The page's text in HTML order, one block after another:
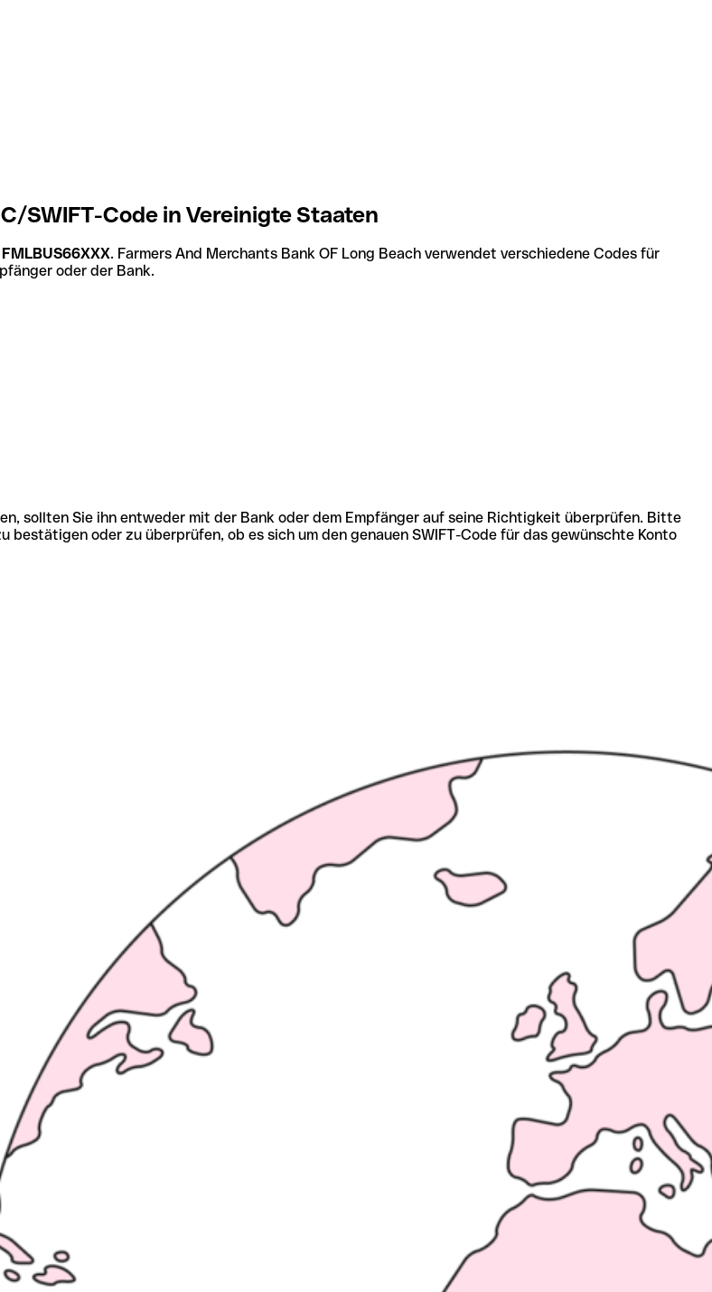
SWIFT-Code in Vereinigte Staaten
FMLBUS66XXX. Farmers And Merchants Bank OF Long Beach verwendet verschiedene Codes für
oder der Bank.
sollten Sie ihn entweder mit der Bank oder dem Empfänger auf seine Richtigkeit überprüfen. Bitte
oder zu überprüfen, ob es sich um den genauen SWIFT-Code für das gewünschte Konto